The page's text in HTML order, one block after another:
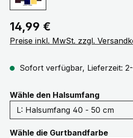
Regulärer Preis:
14,99 €
Preise inkl. MwSt. zzgl.
Sofort verfügbar, Lieferzeit:
Wähle den Halsumfang
Wähle die Gurtbandfarbe